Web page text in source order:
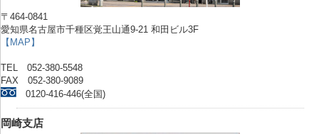
〒464-0841
愛知県名古屋市千種区覚王山通9-21 和田ビル3F
【MAP】
TEL 052-380-5548
FAX 052-380-9089
0120-416-446(全国)
岡崎支店